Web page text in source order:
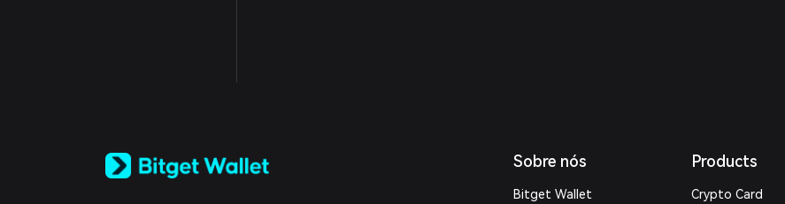
Español (Latinoamérica)
Sobre nós
Bitget Wallet
Products
Crypto Card